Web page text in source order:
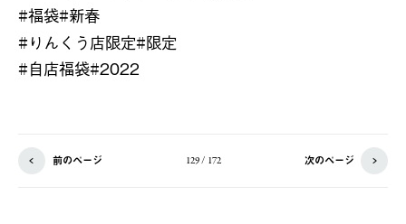
#福袋#新春
#りんくう店限定#限定
#自店福袋#2022
前のページ 129 / 172 次のページ